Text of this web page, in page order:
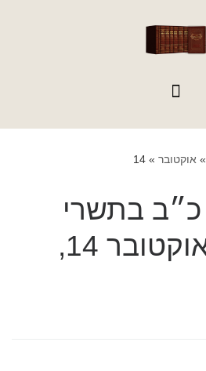
» אוקטובר »
14
כ״ב בתשרי
ה׳תשפ״ו (אוקטובר 14,